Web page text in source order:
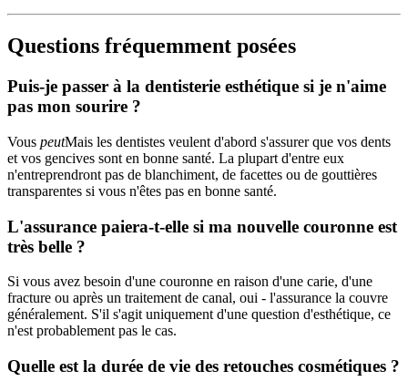
Questions fréquemment posées
Puis-je passer à la dentisterie esthétique si je n'aime
pas mon sourire ?
Vous peutMais les dentistes veulent d'abord s'assurer que vos dents
et vos gencives sont en bonne santé. La plupart d'entre eux
n'entreprendront pas de blanchiment, de facettes ou de gouttières
transparentes si vous n'êtes pas en bonne santé.
L'assurance paiera-t-elle si ma nouvelle couronne est
très belle ?
Si vous avez besoin d'une couronne en raison d'une carie, d'une
fracture ou après un traitement de canal, oui - l'assurance la couvre
généralement. S'il s'agit uniquement d'une question d'esthétique, ce
n'est probablement pas le cas.
Quelle est la durée de vie des retouches cosmétiques ?